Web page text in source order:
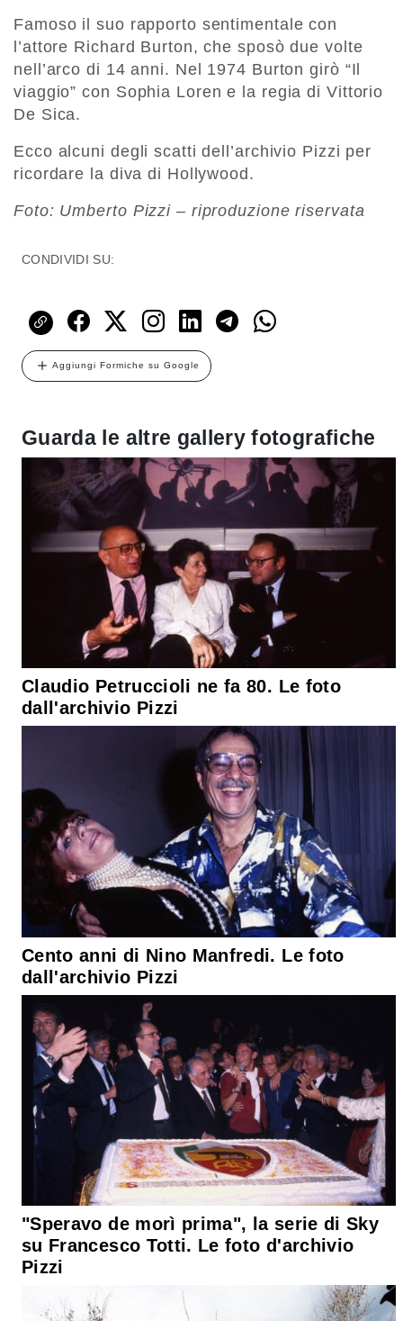
Famoso il suo rapporto sentimentale con
l’attore Richard Burton, che sposò due volte
nell’arco di 14 anni. Nel 1974 Burton girò “Il
viaggio” con Sophia Loren e la regia di Vittorio
De Sica.
Ecco alcuni degli scatti dell’archivio Pizzi per
ricordare la diva di Hollywood.
Foto: Umberto Pizzi – riproduzione riservata
CONDIVIDI SU:
Aggiungi Formiche su Google
Guarda le altre gallery fotografiche
Claudio Petruccioli ne fa 80. Le foto
dall'archivio Pizzi
Cento anni di Nino Manfredi. Le foto
dall'archivio Pizzi
"Speravo de morì prima", la serie di Sky
su Francesco Totti. Le foto d'archivio
Pizzi